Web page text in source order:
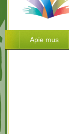
Apie mus